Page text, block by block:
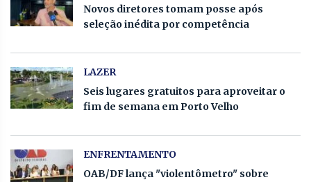
Novos diretores tomam posse após
seleção inédita por competência
LAZER
Seis lugares gratuitos para aproveitar o
fim de semana em Porto Velho
ENFRENTAMENTO
OAB/DF lança "violentômetro" sobre